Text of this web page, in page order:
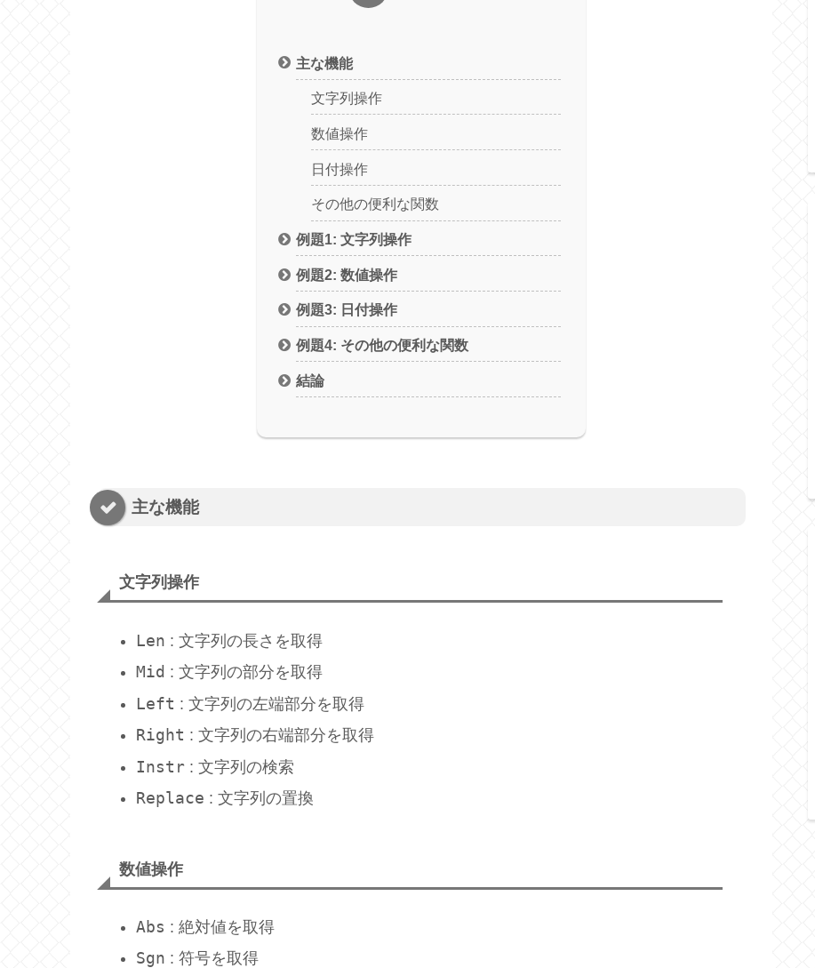
主な機能
文字列操作
数値操作
日付操作
その他の便利な関数
例題1: 文字列操作
例題2: 数値操作
例題3: 日付操作
例題4: その他の便利な関数
結論
主な機能
文字列操作
Len : 文字列の長さを取得
Mid : 文字列の部分を取得
Left : 文字列の左端部分を取得
Right : 文字列の右端部分を取得
Instr: 文字列の検索
Replace : 文字列の置換
数値操作
Abs : 絶対値を取得
Sgn : 符号を取得